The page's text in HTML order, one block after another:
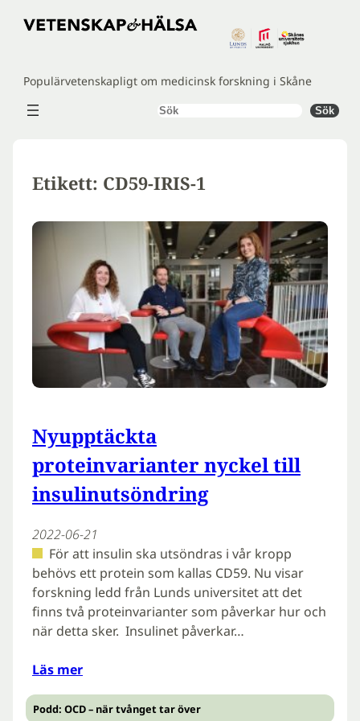
Hoppa
Populärvetenskapligt om medicinsk forskning i Skåne
Sök Sök
Etikett: CD59-IRIS-1
Nyupptäckta
proteinvarianter nyckel till
insulinutsöndring
2022-06-21
För att insulin ska utsöndras i vår kropp
behövs ett protein som kallas CD59. Nu visar
forskning ledd från Lunds universitet att det
finns två proteinvarianter som påverkar hur och
när detta sker. Insulinet påverkar…
Läs mer
Podd: OCD – när tvånget tar över